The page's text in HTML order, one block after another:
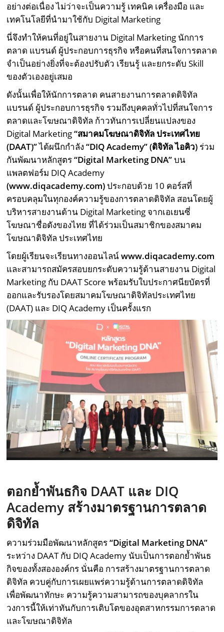
อย่างต่อเนื่อง ไม่ว่าจะเป็นความรู้ เทคนิค เครื่องมือ และ
เทคโนโลยีที่นำมาใช้กับ Digital Marketing
นี่จึงทำให้คนที่อยู่ในสายงาน Digital Marketing นักการ
ตลาด แบรนด์ ผู้ประกอบการธุรกิจ หรือคนที่สนใจการตลาด
จำเป็นอย่างยิ่งที่จะต้องปรับตัว เรียนรู้ และยกระดับ Skill
ของตัวเองอยู่เสมอ
ดังนั้นเพื่อให้นักการตลาด คนสายงานการตลาดดิจิทัล
แบรนด์ ผู้ประกอบการธุรกิจ รวมถึงบุคคลทั่วไปที่สนใจการ
ตลาดและโฆษณาดิจิทัล ก้าวทันการเปลี่ยนแปลงของ
Digital Marketing“สมาคมโฆษณาดิจิทัล ประเทศไทย
(DAAT)”ได้ผนึกกำลัง“DIQ Academy” (ดิจิทัล ไอคิว) ร่วม
กันพัฒนาหลักสูตร“Digital Marketing DNA”บน
แพลตฟอร์ม DIQ Academy
(www.diqacademy.com)ประกอบด้วย 10 คอร์สที่
ครอบคลุมในทุกองค์ความรู้ของการตลาดดิจิทัล สอนโดยผู้
บริหารสายงานด้าน Digital Marketing จากเอเยนซี่
โฆษณาชื่อดังของไทย ที่ได้ร่วมเป็นสมาชิกของสมาคม
โฆษณาดิจิทัล ประเทศไทย
โดยผู้เรียนจะเรียนทางออนไลน์www.diqacademy.com
และสามารถสมัครสอบยกระดับความรู้ด้านสายงาน Digital
Marketing กับ DAAT Score พร้อมรับใบประกาศนียบัตรที่
ออกและรับรองโดยสมาคมโฆษณาดิจิทัลประเทศไทย
(DAAT) และ DIQ Academy เป็นครั้งแรก
ตอกย้ำพันธกิจ DAAT และ DIQ
Academy สร้างมาตรฐานการตลาด
ดิจิทัล
ความร่วมมือพัฒนาหลักสูตร“Digital Marketing DNA”
ระหว่าง DAAT กับ DIQ Academy นับเป็นการตอกย้ำพันธ
กิจของทั้งสององค์กร นั่นคือ การสร้างมาตรฐานการตลาด
ดิจิทัล ควบคู่กับการเผยแพร่ความรู้ด้านการตลาดดิจิทัล
เพื่อพัฒนาทักษะ ความรู้ความสามารถของบุคลากรใน
วงการนี้ให้เท่าทันกับการเติบโตของอุตสาหกรรมการตลาด
และโฆษณาดิจิทัล